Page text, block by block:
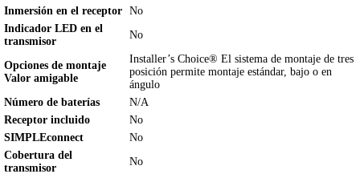
Inmersión en el receptor No
Indicador LED en el
transmisor
No
Opciones de montaje
Valor amigable
Installer’s Choice® El sistema de montaje de tres
posición permite montaje estándar, bajo o en
ángulo
Número de baterías
N/A
Receptor incluido
No
SIMPLEconnect
No
Cobertura del
transmisor
No